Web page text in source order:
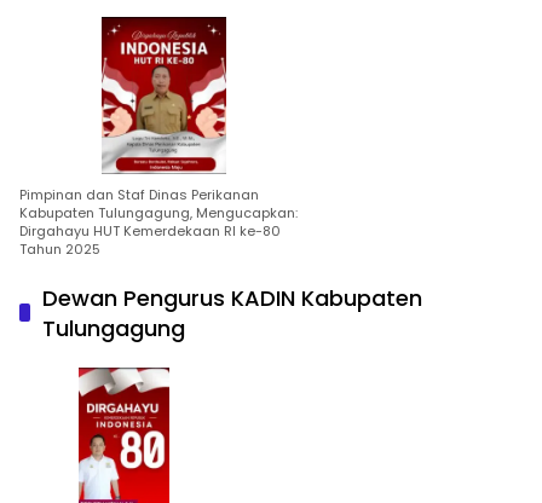
Pimpinan dan Staf Dinas Perikanan
Kabupaten Tulungagung, Mengucapkan:
Dirgahayu HUT Kemerdekaan RI ke-80
Tahun 2025
Dewan Pengurus KADIN Kabupaten
Tulungagung